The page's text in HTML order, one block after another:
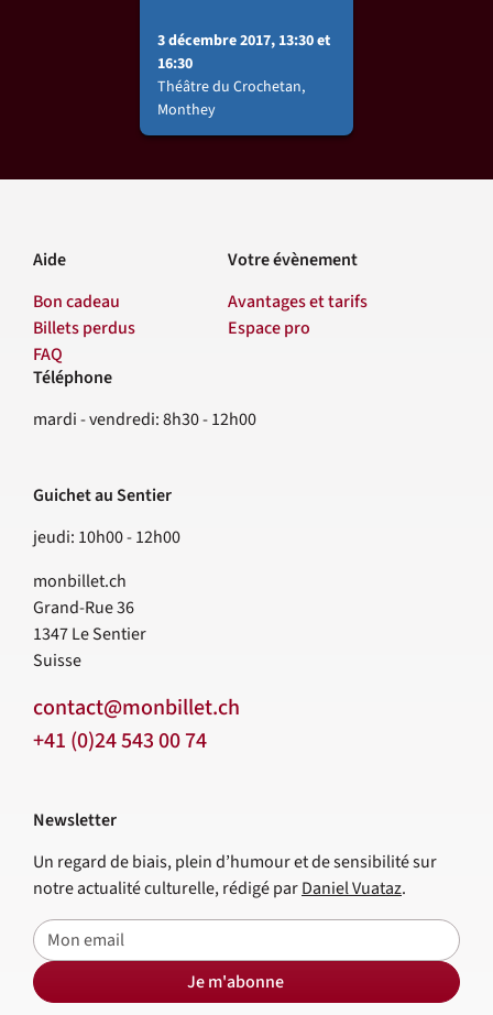
3 décembre 2017, 13:30 et
16:30
Théâtre du Crochetan,
Monthey
Aide
Bon cadeau
Billets perdus
FAQ
Votre évènement
Avantages et tarifs
Espace pro
Contact
Téléphone
mardi - vendredi: 8h30 - 12h00
Guichet au Sentier
jeudi: 10h00 - 12h00
monbillet.ch
Grand-Rue 36
1347Le Sentier
Suisse
contact@monbillet.ch
+41 (0)24 543 00 74
Newsletter
Un regard de biais, plein d’humour et de sensibilité sur
notre actualité culturelle, rédigé parDaniel Vuataz.
E-mail
Je m'abonne